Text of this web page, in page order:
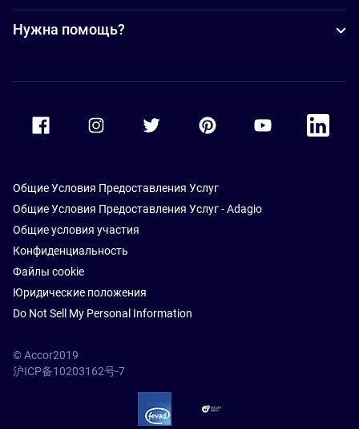
Нужна помощь?
Accor Facebook Accor TwitterAccor PinterestAccor Youtube
Accor
Общие Условия Предоставления Услуг
Общие Условия Предоставления Услуг - Adagio
Общие условия участия
Конфиденциальность
Файлы cookie
Юридические положения
Do Not Sell My Personal Information
© Accor2019
沪ICP备10203162号-7